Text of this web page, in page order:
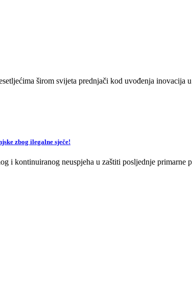
širom svijeta prednjači kod uvođenja inovacija
zbog ilegalne sječe!
i kontinuiranog neuspjeha u zaštiti posljednje